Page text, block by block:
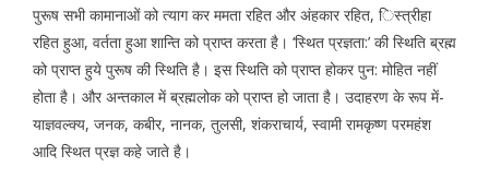
पुरूष सभी कामानाओं को त्याग कर ममता रहित और अंहकार रहित, िस्त्रीहा
रहित हुआ, वर्तता हुआ शान्ति को प्राप्त करता है। ‘स्थित प्रज्ञता:’ की स्थिति ब्रह्म
को प्राप्त हुये पुरूष की स्थिति है। इस स्थिति को प्राप्त होकर पुन: मोहित नहीं
होता है। और अन्तकाल में ब्रह्मलोक को प्राप्त हो जाता है। उदाहरण के रूप में-
याज्ञवल्क्य, जनक, कबीर, नानक, तुलसी, शंकराचार्य, स्वामी रामकृष्ण परमहंश
आदि स्थित प्रज्ञ कहे जाते है।